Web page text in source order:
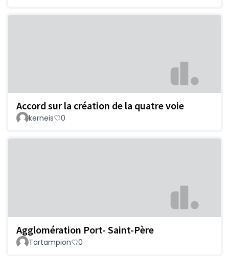
Accord sur la création de la quatre voie
kerneis 0
Agglomération Port- Saint-Père
Tartampion 0